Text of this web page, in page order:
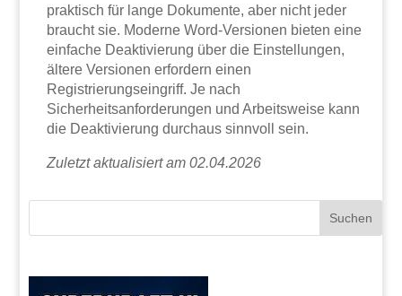
praktisch für lange Dokumente, aber nicht jeder
braucht sie. Moderne Word-Versionen bieten eine
einfache Deaktivierung über die Einstellungen,
ältere Versionen erfordern einen
Registrierungseingriff. Je nach
Sicherheitsanforderungen und Arbeitsweise kann
die Deaktivierung durchaus sinnvoll sein.
Zuletzt aktualisiert am 02.04.2026